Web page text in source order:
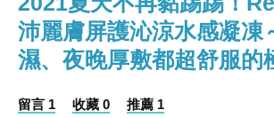
沛麗膚屏護沁涼水感凝凍
濕、夜晚厚敷都超舒服的
留言 1 收藏 0 推薦 1